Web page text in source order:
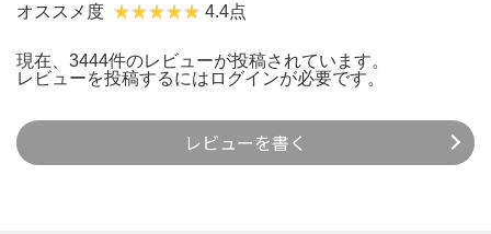
オススメ度 4.4点
現在、3444件のレビューが投稿されています。
レビューを投稿するには ログインが必要です。
レビューを書く